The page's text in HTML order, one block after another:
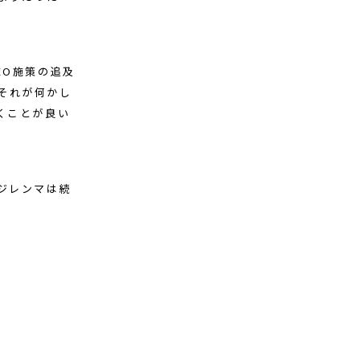
施策の追及
れが何かし
ことが良い
レンマは続